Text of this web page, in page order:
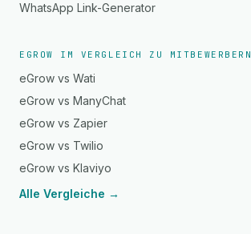
WhatsApp Link-Generator
EGROW IM VERGLEICH ZU MITBEWERBERN
eGrow vs Wati
eGrow vs ManyChat
eGrow vs Zapier
eGrow vs Twilio
eGrow vs Klaviyo
Alle Vergleiche →